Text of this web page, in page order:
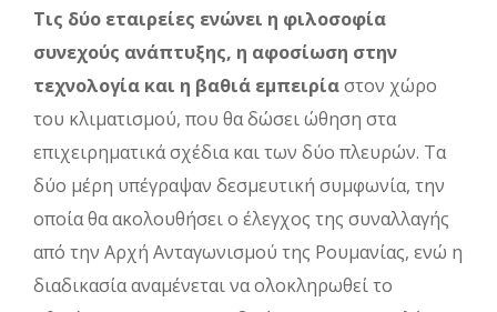
Τις δύο εταιρείες ενώνει η φιλοσοφία
συνεχούς ανάπτυξης, η αφοσίωση στην
τεχνολογία και η βαθιά εμπειρίαστον χώρο
του κλιματισμού, που θα δώσει ώθηση στα
επιχειρηματικά σχέδια και των δύο πλευρών. Τα
δύο μέρη υπέγραψαν δεσμευτική συμφωνία, την
οποία θα ακολουθήσει ο έλεγχος της συναλλαγής
από την Αρχή Ανταγωνισμού της Ρουμανίας, ενώ η
διαδικασία αναμένεται να ολοκληρωθεί το